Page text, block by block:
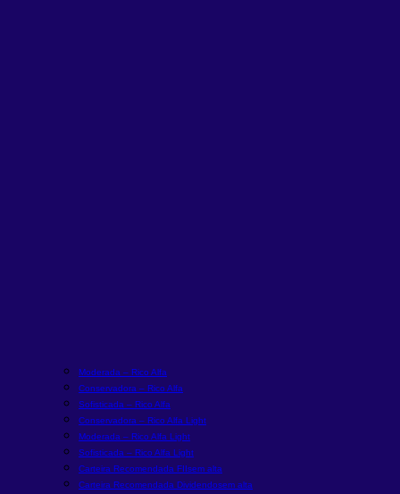
Moderada – Rico Alfa
Conservadora – Rico Alfa
Sofisticada – Rico Alfa
Conservadora – Rico Alfa Light
Moderada – Rico Alfa Light
Sofisticada – Rico Alfa Light
Carteira Recomendada FIIsem alta
Carteira Recomendada Dividendosem alta